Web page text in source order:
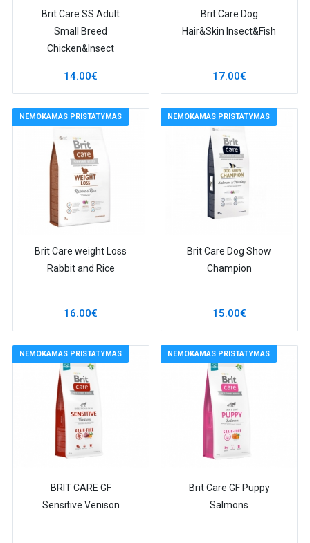
Brit Care SS Adult
Small Breed
Chicken&Insect
14.00€
Brit Care Dog
Hair&Skin Insect&Fish
17.00€
NEMOKAMAS PRISTATYMAS
Brit Care weight Loss
Rabbit and Rice
16.00€
NEMOKAMAS PRISTATYMAS
Brit Care Dog Show
Champion
15.00€
NEMOKAMAS PRISTATYMAS
BRIT CARE GF
Sensitive Venison
NEMOKAMAS PRISTATYMAS
Brit Care GF Puppy
Salmons